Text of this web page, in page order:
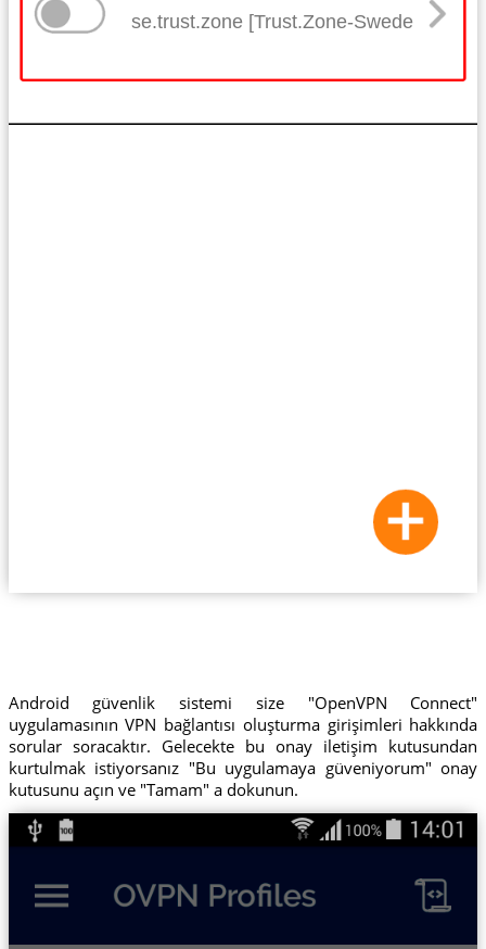
se.trust.zone [Trust.Zone-Sweden]
Android güvenlik sistemi size "OpenVPN Connect"
uygulamasının VPN bağlantısı oluşturma girişimleri hakkında
sorular soracaktır. Gelecekte bu onay iletişim kutusundan
kurtulmak istiyorsanız "Bu uygulamaya güveniyorum" onay
kutusunu açın ve "Tamam" a dokunun.